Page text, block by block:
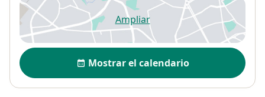
Ampliarse abre en una nueva
Disponibilidad
Mostrar el calendario